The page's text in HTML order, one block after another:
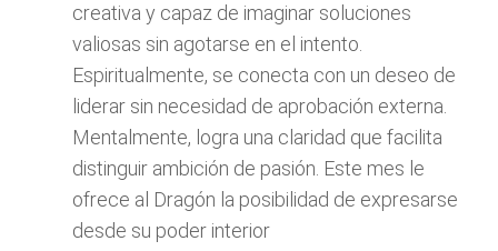
creativa y capaz de imaginar soluciones
valiosas sin agotarse en el intento.
Espiritualmente, se conecta con un deseo de
liderar sin necesidad de aprobación externa.
Mentalmente, logra una claridad que facilita
distinguir ambición de pasión. Este mes le
ofrece al Dragón la posibilidad de expresarse
desde su poder interior